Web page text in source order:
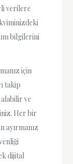
verilere
bilgilerini
için
takip
ve
Her bir
ayırmanız
dijital